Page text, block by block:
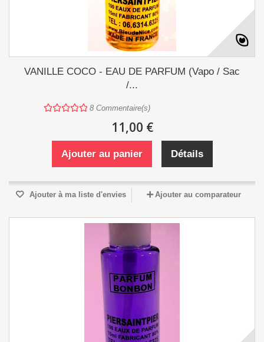
VANILLE COCO - EAU DE PARFUM (Vapo / Sac
/...
8 Commentaire(s)
11,00 €
Ajouter au panier Détails
Ajouter à ma liste d'envies Ajouter au comparateur